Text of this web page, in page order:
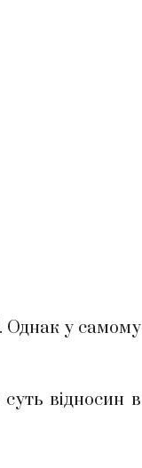
Однак у самому
відносин в